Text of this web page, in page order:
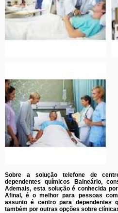
Sobre a solução telefone de
dependentes químicos Balneário,
Ademais, esta solução é conhecida
Afinal, é o melhor para pessoas
assunto é centro para dependentes
também por outras opções sobre